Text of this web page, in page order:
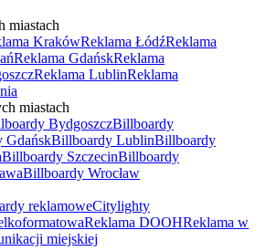
miastach
KrakówReklama ŁódźReklama
Reklama GdańskReklama
Reklama LublinReklama
miastach
BydgoszczBillboardy
GdańskBillboardy LublinBillboardy
Billboardy SzczecinBillboardy
Billboardy Wrocław
reklamoweCitylighty
Reklama DOOHReklama w
miejskiej